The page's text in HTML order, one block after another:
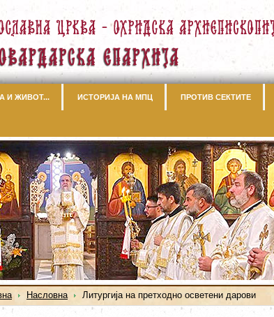
И ЖИВОТ... ИСТОРИЈА НА МПЦ ПРОТИВ СЕКТИТЕ
Насловна Литургија на претходно осветени дарови